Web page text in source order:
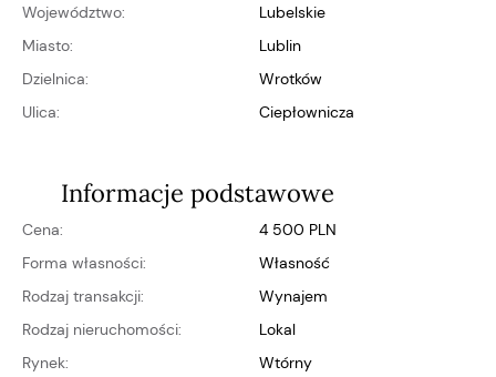
Województwo:
lubelskie
Miasto:
Lublin
Dzielnica:
Wrotków
Ulica:
Ciepłownicza
Informacje podstawowe
Cena:
4 500 PLN
Forma własności:
własność
Rodzaj transakcji:
Wynajem
Rodzaj nieruchomości:
Lokal
Rynek:
wtórny